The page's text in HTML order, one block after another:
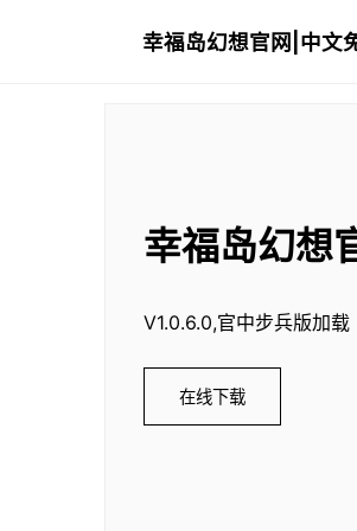
幸福岛幻想官网|中文
幸福岛幻想
V1.0.6.0,官中步兵版加载
在线下载